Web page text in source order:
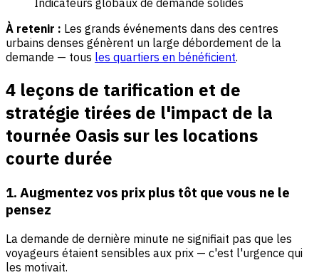
Indicateurs globaux de demande solides
À retenir : Les grands événements dans des centres
urbains denses génèrent un large débordement de la
demande — tous les quartiers en bénéficient.
4 leçons de tarification et de
stratégie tirées de l'impact de la
tournée Oasis sur les locations
courte durée
1. Augmentez vos prix plus tôt que vous ne le
pensez
La demande de dernière minute ne signifiait pas que les
voyageurs étaient sensibles aux prix — c'est l'urgence qui
les motivait.